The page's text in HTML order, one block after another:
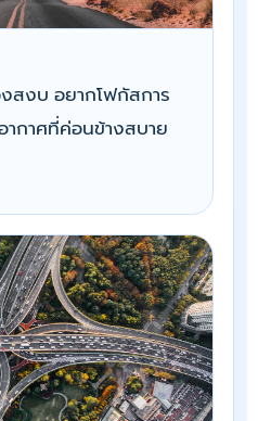
สงบ อยากโฟกัสการ
ากาศที่ค่อนข้างสบาย